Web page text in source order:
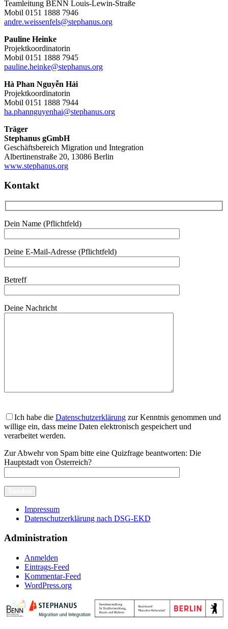
Teamleitung BENN Louis-Lewin-Straße
Mobil 0151 1888 7946
andre.weissenfels@stephanus.org
Pauline Heinke
Projektkoordinatorin
Mobil 0151 1888 7945
pauline.heinke@stephanus.org
Hà Phan Nguyễn Hải
Projektkoordinatorin
Mobil 0151 1888 7944
ha.phannguyenhai@stephanus.org
Träger
Stephanus gGmbH
Geschäftsbereich Migration und Integration
Albertinenstraße 20, 13086 Berlin
www.stephanus.org
Kontakt
Dein Name (Pflichtfeld)
Deine E-Mail-Adresse (Pflichtfeld)
Betreff
Deine Nachricht
Ich habe die Datenschutzerklärung zur Kenntnis genommen und
willige ein, dass meine Daten elektronisch gespeichert und
verarbeitet werden.
Zur Abwehr von Spam bitte eine Quizfrage beantworten: Die
Hauptstadt von Österreich?
Impressum
Datenschutzerklärung nach DSG-EKD
Administration
Anmelden
Eintrags-Feed
Kommentar-Feed
WordPress.org